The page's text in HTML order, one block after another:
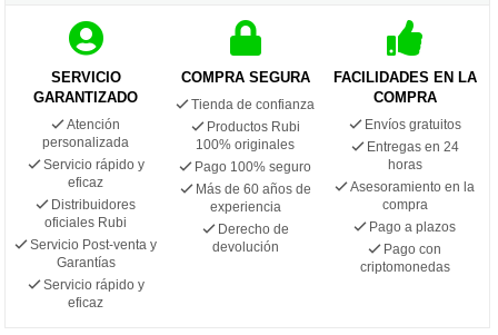
SERVICIO
GARANTIZADO
Atención
personalizada
Servicio rápido y
eficaz
Distribuidores
oficiales Rubi
Servicio Post-venta y
Garantías
Servicio rápido y
eficaz
COMPRA SEGURA
Tienda de confianza
Productos Rubi
100% originales
Pago 100% seguro
Más de 60 años de
experiencia
Derecho de
devolución
FACILIDADES EN LA
COMPRA
Envíos gratuitos
Entregas en 24
horas
Asesoramiento en la
compra
Pago a plazos
Pago con
criptomonedas